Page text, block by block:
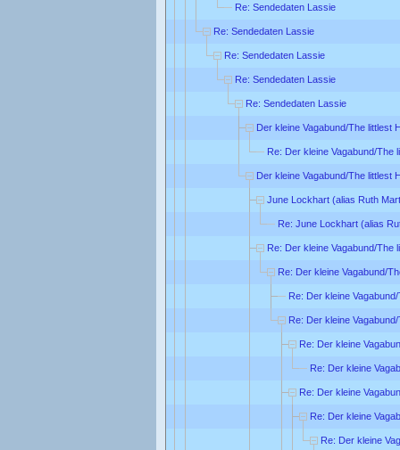
Re: Sendedaten Lassie
Re: Sendedaten Lassie
Re: Sendedaten Lassie
Re: Sendedaten Lassie
Re: Sendedaten Lassie
Der kleine Vagabund/The littlest
Re: Der kleine Vagabund/The
Der kleine Vagabund/The littlest
June Lockhart (alias Ruth
Re: June Lockhart (alias
Re: Der kleine Vagabund/The
Re: Der kleine Vagabund/
Re: Der kleine
Re: Der kleine
Re: Der kleine
Re: Der kleine
Re: Der kleine
Re: Der kleine
Re: Der kleine